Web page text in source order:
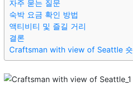
자주 묻는 질문
숙박 요금 확인 방법
액티비티 및 즐길 거리
결론
Craftsman with view of Seattle